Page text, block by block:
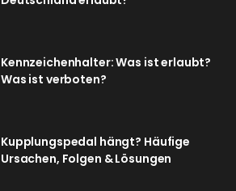
Kennzeichenhalter: Was ist erlaubt?
Was ist verboten?
Kupplungspedal hängt? Häufige
Ursachen, Folgen & Lösungen